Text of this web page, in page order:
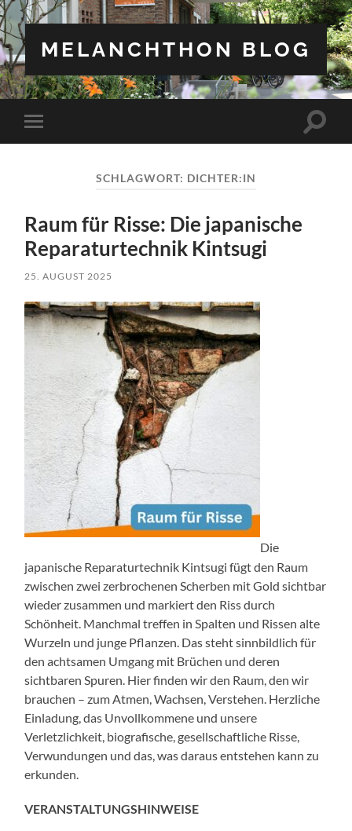
MELANCHTHON BLOG
Mobile-
Menü
SCHLAGWORT: DICHTER:IN
Raum für Risse: Die japanische
Reparaturtechnik Kintsugi
25. AUGUST 2025
Die
japanische Reparaturtechnik Kintsugi fügt den Raum
zwischen zwei zerbrochenen Scherben mit Gold sichtbar
wieder zusammen und markiert den Riss durch
Schönheit. Manchmal treffen in Spalten und Rissen alte
Wurzeln und junge Pflanzen. Das steht sinnbildlich für
den achtsamen Umgang mit Brüchen und deren
sichtbaren Spuren. Hier finden wir den Raum, den wir
brauchen – zum Atmen, Wachsen, Verstehen. Herzliche
Einladung, das Unvollkommene und unsere
Verletzlichkeit, biografische, gesellschaftliche Risse,
Verwundungen und das, was daraus entstehen kann zu
erkunden.
VERANSTALTUNGSHINWEISE